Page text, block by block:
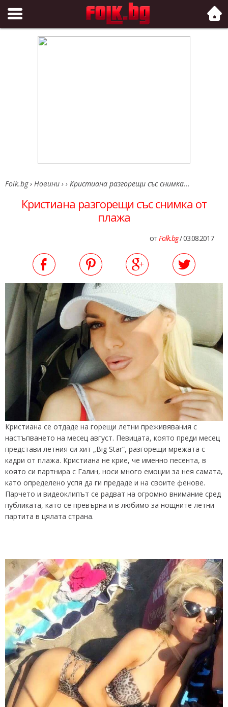
Folk.bg
Folk.bg › Новини › › Кристиана разгорещи със снимка...
Кристиана разгорещи със снимка от
плажа
отFolk.bg/ 03.08.2017
Кристиана се отдаде на горещи летни преживявания с
настъпването на месец август. Певицата, която преди месец
представи летния си хит „Big Star“, разгорещи мрежата с
кадри от плажа. Кристиана не крие, че именно песента, в
която си партнира с Галин, носи много емоции за нея самата,
като определено успя да ги предаде и на своите фенове.
Парчето и видеоклипът се радват на огромно внимание сред
публиката, като се превърна и в любимо за нощните летни
партита в цялата страна.